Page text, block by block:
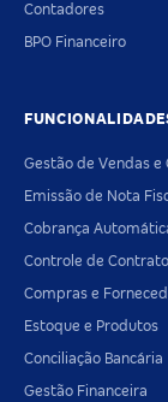
Contadores
BPO Financeiro
Gestão de Vendas e
Emissão de Nota
Cobrança
Controle de
Compras e
Estoque e Produtos
Conciliação Bancária
Gestão Financeira